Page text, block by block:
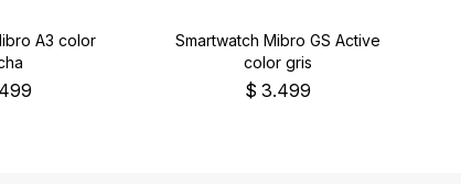
A3 color
Smartwatch Mibro GS Active
color gris
$ 3.499